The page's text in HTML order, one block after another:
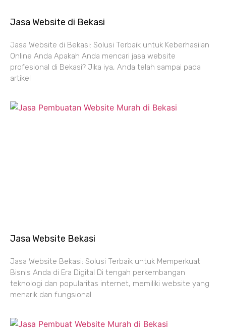
Jasa Website di Bekasi
Jasa Website di Bekasi: Solusi Terbaik untuk Keberhasilan
Online Anda Apakah Anda mencari jasa website
profesional di Bekasi? Jika iya, Anda telah sampai pada
artikel
Jasa Website Bekasi
Jasa Website Bekasi: Solusi Terbaik untuk Memperkuat
Bisnis Anda di Era Digital Di tengah perkembangan
teknologi dan popularitas internet, memiliki website yang
menarik dan fungsional